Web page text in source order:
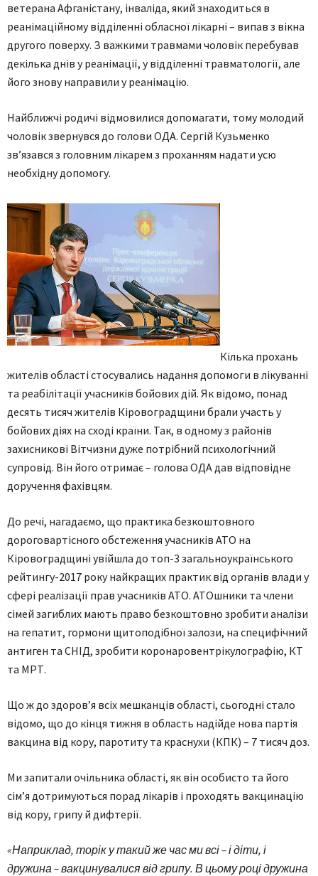
ветерана Афганістану, інваліда, який знаходиться в
реанімаційному відділенні обласної лікарні – випав з вікна
другого поверху. З важкими травмами чоловік перебував
декілька днів у реанімації, у відділенні травматології, але
його знову направили у реанімацію.
Найближчі родичі відмовилися допомагати, тому молодий
чоловік звернувся до голови ОДА. Сергій Кузьменко
зв’язався з головним лікарем з проханням надати усю
необхідну допомогу.
Кілька прохань
жителів області стосувались надання допомоги в лікуванні
та реабілітації учасників бойових дій. Як відомо, понад
десять тисяч жителів Кіровоградщини брали участь у
бойових діях на сході країни. Так, в одному з районів
захисникові Вітчизни дуже потрібний психологічний
супровід. Він його отримає – голова ОДА дав відповідне
доручення фахівцям.
До речі, нагадаємо, що практика безкоштовного
дороговартісного обстеження учасників АТО на
Кіровоградщині увійшла до топ-3 загальноукраїнського
рейтингу-2017 року найкращих практик від органів влади у
сфері реалізації прав учасників АТО. АТОшники та члени
сімей загиблих мають право безкоштовно зробити аналізи
на гепатит, гормони щитоподібної залози, на специфічний
антиген та СНІД, зробити коронаровентрікулографію, КТ
та МРТ.
Що ж до здоров’я всіх мешканців області, сьогодні стало
відомо, що до кінця тижня в область надійде нова партія
вакцина від кору, паротиту та краснухи (КПК) – 7 тисяч доз.
Ми запитали очільника області, як він особисто та його
сім’я дотримуються порад лікарів і проходять вакцинацію
від кору, грипу й дифтерії.
«Наприклад, торік у такий же час ми всі – і діти, і
дружина – вакцинувалися від грипу. В цьому році дружина